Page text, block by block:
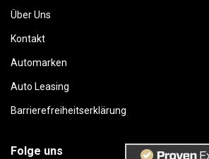
Über Uns
Kontakt
Automarken
Auto Leasing
Barrierefreiheitserklärung
Folge uns